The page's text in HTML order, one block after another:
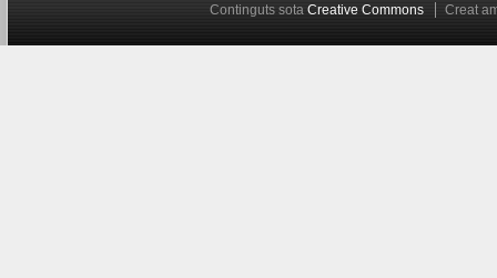
Continguts sotaCreative Commons Creat